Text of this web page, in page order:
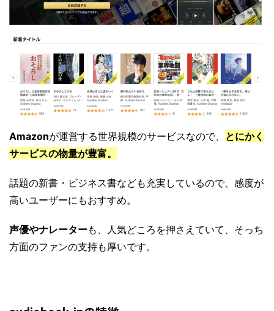
Amazonが運営する世界規模のサービスなので、 とにかく
サービスの物量が豊富。
話題の新書・ビジネス書なども充実しているので、感度が
高いユーザーにもおすすめ。
声優やナレーターも、人気どころを押さえていて、そっち
方面のファンの支持も厚いです。